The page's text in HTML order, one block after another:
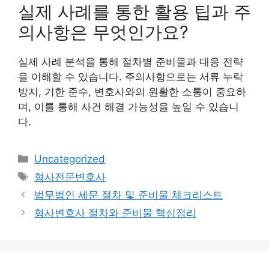
실제 사례를 통한 활용 팁과 주
의사항은 무엇인가요?
실제 사례 분석을 통해 절차별 준비물과 대응 전략
을 이해할 수 있습니다. 주의사항으로는 서류 누락
방지, 기한 준수, 변호사와의 원활한 소통이 중요하
며, 이를 통해 사건 해결 가능성을 높일 수 있습니
다.
Categories
Uncategorized
Tags
형사전문변호사
법무법인 세문 절차 및 준비물 체크리스트
형사변호사 절차와 준비물 핵심정리